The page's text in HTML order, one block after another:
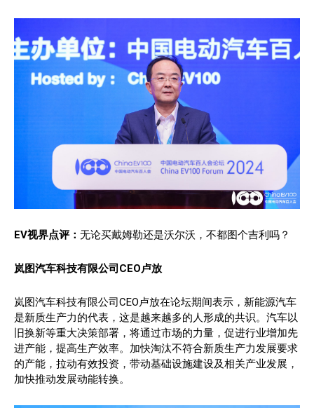
EV视界点评： 无论买戴姆勒还是沃尔沃，不都图个吉利吗？
岚图汽车科技有限公司CEO卢放
岚图汽车科技有限公司CEO卢放在论坛期间表示，新能源汽车
是新质生产力的代表，这是越来越多的人形成的共识。汽车以
旧换新等重大决策部署，将通过市场的力量，促进行业增加先
进产能，提高生产效率。加快淘汰不符合新质生产力发展要求
的产能，拉动有效投资，带动基础设施建设及相关产业发展，
加快推动发展动能转换。